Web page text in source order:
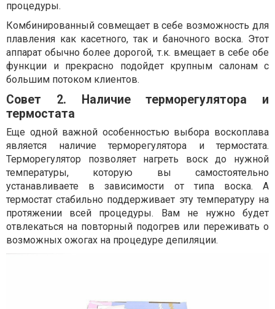
процедуры.
Комбинированный совмещает в себе возможность для
плавления как касетного, так и баночного воска. Этот
аппарат обычно более дорогой, т.к. вмещает в себе обе
функции и прекрасно подойдет крупным салонам с
большим потоком клиентов.
Совет 2. Наличие терморегулятора и
термостата
Еще одной важной особенностью выбора воскоплава
является наличие терморегулятора и термостата.
Терморегулятор позволяет нагреть воск до нужной
температуры, которую вы самостоятельно
устанавливаете в зависимости от типа воска. А
термостат стабильно поддерживает эту температуру на
протяжении всей процедуры. Вам не нужно будет
отвлекаться на повторный подогрев или переживать о
возможных ожогах на процедуре депиляции.